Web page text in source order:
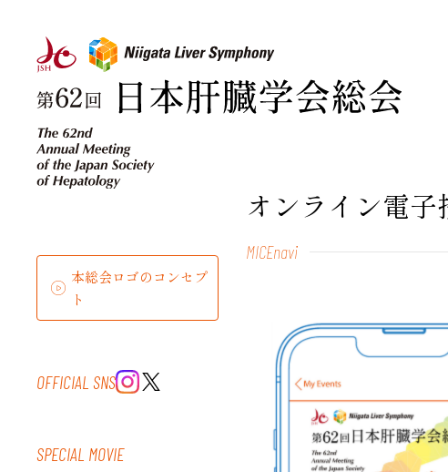
オンライン電
MICEnavi
本総会ロゴのコンセプ
ト
OFFICIAL SNS
SPECIAL MOVIE